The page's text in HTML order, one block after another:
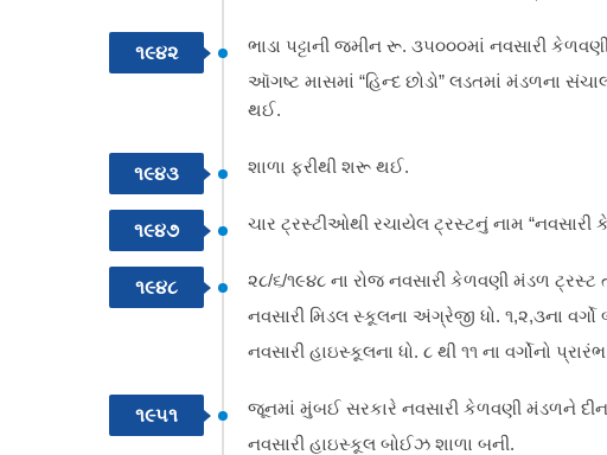
૧૯૪૨
ભાડા પટ્ટાની જમીન રૂ. ૩૫૦૦૦માં નવસારી
ઑગષ્ટ માસમાં “હિન્દ છોડો” લડતમાં મંડળના
થઈ.
૧૯૪૩ શાળા ફરીથી શરૂ થઈ.
૧૯૪૭ ચાર ટ્રસ્ટીઓથી રચાયેલ ટ્રસ્ટનું નામ “નવસારી
૧૯૪૮
૨૮/૬/૧૯૪૮ ના રોજ નવસારી કેળવણી મંડળ ટ્રસ્ટ
નવસારી મિડલ સ્કૂલના અંગ્રેજી ધો. ૧,૨,૩ના વર્ગો
નવસારી હાઇસ્કૂલના ધો. ૮ થી ૧૧ ના વર્ગોનો
૧૯૫૧
જૂનમાં મુંબઈ સરકારે નવસારી કેળવણી મંડળને
નવસારી હાઇસ્કૂલ બોઈઝ શાળા બની.